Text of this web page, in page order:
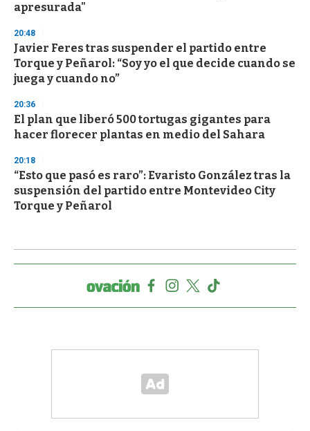
apresurada"
20:48
Javier Feres tras suspender el partido entre
Torque y Peñarol: “Soy yo el que decide cuando se
juega y cuando no”
20:36
El plan que liberó 500 tortugas gigantes para
hacer florecer plantas en medio del Sahara
20:18
“Esto que pasó es raro”: Evaristo González tras la
suspensión del partido entre Montevideo City
Torque y Peñarol